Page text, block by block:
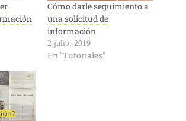
Cómo darle seguimiento a
una solicitud de
información
2 julio, 2019
En "Tutoriales"